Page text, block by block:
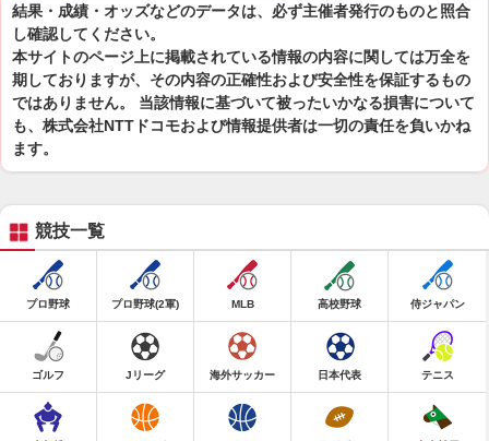
結果・成績・オッズなどのデータは、必ず主催者発行のものと照合
し確認してください。
本サイトのページ上に掲載されている情報の内容に関しては万全を
期しておりますが、その内容の正確性および安全性を保証するもの
ではありません。 当該情報に基づいて被ったいかなる損害について
も、株式会社NTTドコモおよび情報提供者は一切の責任を負いかね
ます。
競技一覧
プロ野球 プロ野球(2軍) MLB 高校野球 侍ジャパン
ゴルフ Jリーグ 海外サッカー 日本代表 テニス